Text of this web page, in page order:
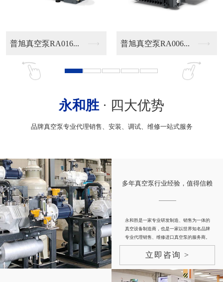
单级旋片泵SV16B 单级旋片泵SV10B
永和胜· 四大优势
品牌真空泵专业代理销售、安装、调试、维修一站式服务
多年真空泵行业经验，值得信赖
永和胜是一家专业研发制造、销售为一体的
真空设备制造商，也是一家以世界知名品牌
专业代理销售、维修进口真空泵的服务商。
立即咨询 >